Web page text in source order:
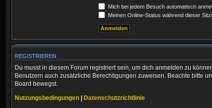
Mich bei jedem Besuch automatisch
Meinen Online-Status während dieser
REGISTRIEREN
Du musst in diesem Forum registriert sein, um dich anmelden zu
Benutzern auch zusätzliche Berechtigungen zuweisen. Beachte bitte
Board bewegst.
Nutzungsbedingungen | Datenschutzrichtlinie